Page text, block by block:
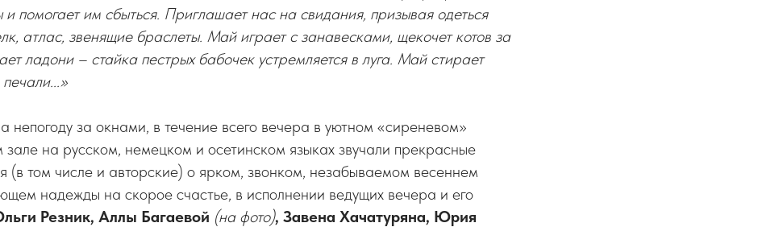
помогает им сбыться. Приглашает нас на свидания, призывая одеться
атлас, звенящие браслеты. Май играет с занавесками, щекочет котов за
ладони – стайка пестрых бабочек устремляется в луга. Май стирает
непогоду за окнами, в течение всего вечера в уютном «сиреневом»
зале на русском, немецком и осетинском языках звучали прекрасные
(в том числе и авторские) о ярком, звонком, незабываемом весеннем
надежды на скорое счастье, в исполнении ведущих вечера и его
Резник, Аллы Багаевой (на фото), Завена Хачатуряна, Юрия